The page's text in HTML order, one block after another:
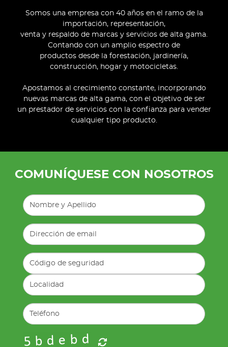
Somos una empresa con 40 años en el ramo de la
importación, representación,
venta y respaldo de marcas y servicios de alta gama.
Contando con un amplio espectro de
productos desde la forestación, jardinería,
construcción, hogar y motocicletas.
Apostamos al crecimiento constante, incorporando
nuevas marcas de alta gama, con el objetivo de ser
un prestador de servicios con la confianza para vender
cualquier tipo producto.
COMUNÍQUESE CON NOSOTROS